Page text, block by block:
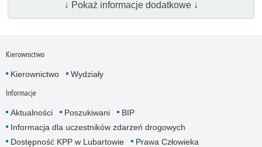
↓ Pokaż informacje dodatkowe ↓
Kierownictwo
Kierownictwo Wydziały
Informacje
Aktualności Poszukiwani
BIP
Informacja dla uczestników zdarzeń drogowych
Dostępność KPP w Lubartowie
Prawa Człowieka